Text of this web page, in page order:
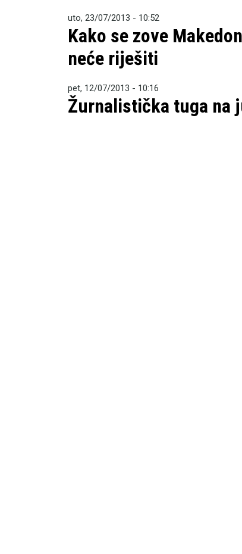
uto, 23/07/2013 - 10:52
Kako se zove
neće riješiti
pet, 12/07/2013 - 10:16
Žurnalistička tuga na